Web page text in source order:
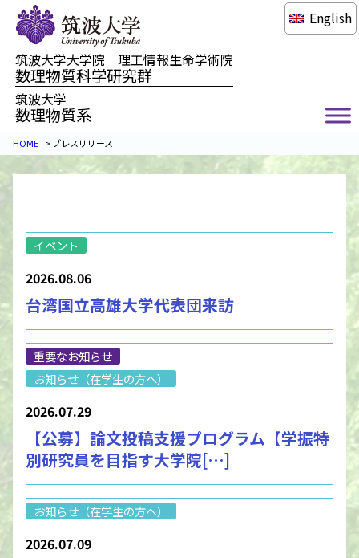
筑波大学大学院 理工情報生命学術院
数理物質科学研究群
筑波大学
数理物質系
English
HOME >プレスリリース
イベント
2026.08.06
台湾国立高雄大学代表団来訪
重要なお知らせ
お知らせ（在学生の方へ）
2026.07.29
【公募】論文投稿支援プログラム【学振特
別研究員を目指す大学院[…]
お知らせ（在学生の方へ）
2026.07.09